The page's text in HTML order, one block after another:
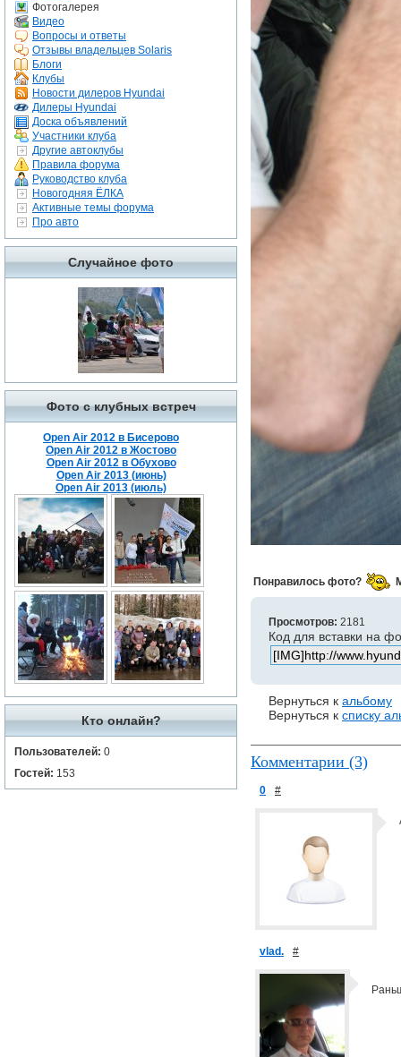
Фотогалерея
Видео
Вопросы и ответы
Отзывы владельцев Solaris
Блоги
Клубы
Новости дилеров Hyundai
Дилеры Hyundai
Доска объявлений
Участники клуба
Другие автоклубы
Правила форума
Руководство клуба
Новогодняя ЁЛКА
Активные темы форума
Про авто
Случайное фото
Фото с клубных встреч
Open Air 2012 в Бисерово
Open Air 2012 в Жостово
Open Air 2012 в Обухово
Open Air 2013 (июнь)
Open Air 2013 (июль)
Кто онлайн?
Пользователей: 0
Гостей: 153
Понравилось фото?
Просмотров: 2181
Код для вставки на
Вернуться к альбому
Вернуться к списку
Комментарии (3)
0 #
vlad. #